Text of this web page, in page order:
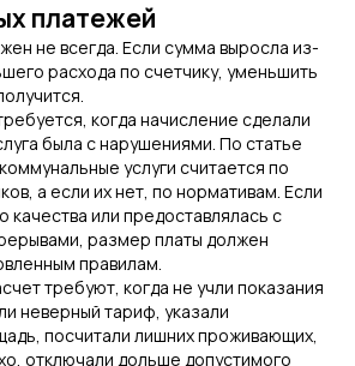
платежей
не всегда. Если сумма выросла из-
расхода по счетчику, уменьшить
когда начисление сделали
была с нарушениями. По статье
услуги считается по
а если их нет, по нормативам. Если
качества или предоставлялась с
размер платы должен
правилам.
требуют, когда не учли показания
неверный тариф, указали
посчитали лишних проживающих,
отключали дольше допустимого